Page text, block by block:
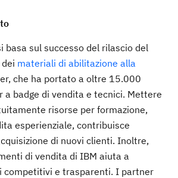
basa sul successo del rilascio del
materiali di abilitazione alla
che ha portato a oltre 15.000
a badge di vendita e tecnici. Mettere
risorse per formazione,
esperienziale, contribuisce
di nuovi clienti. Inoltre,
di vendita di IBM aiuta a
competitivi e trasparenti. I partner